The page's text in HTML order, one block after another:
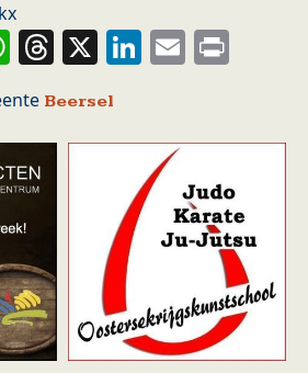
WhatsApp
Threads
X LinkedIn
Email
Beersel